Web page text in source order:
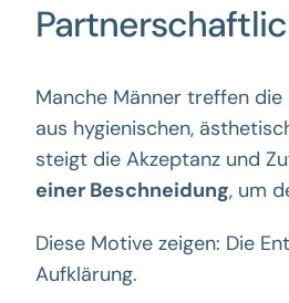
Manche Männer treffen
aus hygienischen,
steigt die Akzeptanz und
einer Beschneidung, um
Diese Motive zeigen: Die
Aufklärung.